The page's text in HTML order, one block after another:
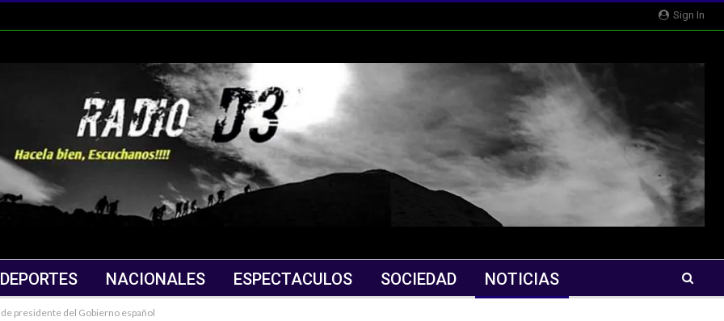
Sign In
DEPORTES NACIONALES ESPECTACULOS SOCIEDAD NOTICIAS
presidente del Gobierno español